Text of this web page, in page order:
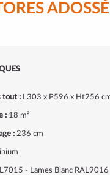
tout :L303 x P596 x Ht256
:18 m²
:236 cm
- Lames Blanc RAL9016